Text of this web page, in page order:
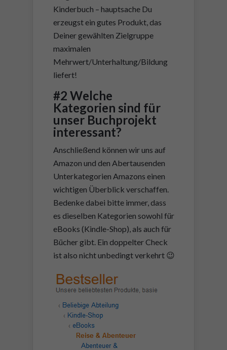
Kinderbuch – hauptsache Du
erzeugst ein gutes Produkt, das
Deiner gewählten Zielgruppe
maximalen
Mehrwert/Unterhaltung/Bildung
liefert!
#2 Welche
Kategorien sind für
unser Buchprojekt
interessant?
Anschließend können wir uns auf
Amazon und den Abertausenden
Unterkategorien Amazons einen
wichtigen Überblick verschaffen.
Bedenke dabei bitte immer, dass
es dieselben Kategorien sowohl für
eBooks (Kindle-Shop), als auch für
Bücher gibt. Ein doppelter Check
ist also nicht unbedingt verkehrt 😉